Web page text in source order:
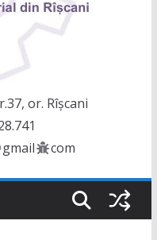
or. Rîşcani
gmail com